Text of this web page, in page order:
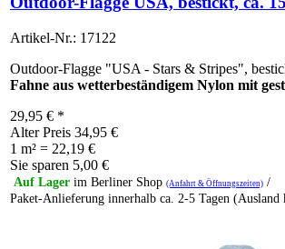
Artikel-Nr.: 17122
Outdoor-Flagge "USA - Stars & Stripes",
Fahne aus wetterbeständigem Nylon mit
29,95 € *
Alter Preis 34,95 €
1 m² = 22,19 €
Sie sparen 5,00 €
Auf Lager im Berliner Shop (Anfahrt & Öffnungszeiten) /
Paket-Anlieferung innerhalb ca. 2-5 Tagen (Ausland